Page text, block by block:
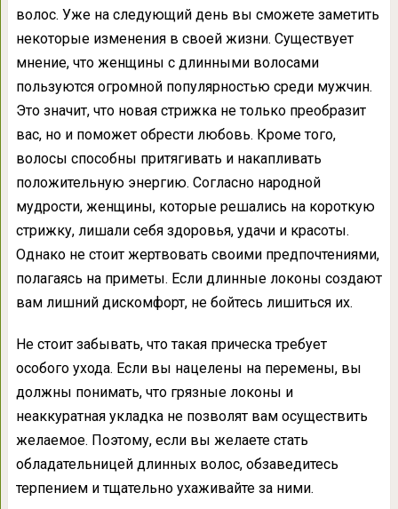
волос. Уже на следующий день вы сможете заметить
некоторые изменения в своей жизни. Существует
мнение, что женщины с длинными волосами
пользуются огромной популярностью среди мужчин.
Это значит, что новая стрижка не только преобразит
вас, но и поможет обрести любовь. Кроме того,
волосы способны притягивать и накапливать
положительную энергию. Согласно народной
мудрости, женщины, которые решались на короткую
стрижку, лишали себя здоровья, удачи и красоты.
Однако не стоит жертвовать своими предпочтениями,
полагаясь на приметы. Если длинные локоны создают
вам лишний дискомфорт, не бойтесь лишиться их.
Не стоит забывать, что такая прическа требует
особого ухода. Если вы нацелены на перемены, вы
должны понимать, что грязные локоны и
неаккуратная укладка не позволят вам осуществить
желаемое. Поэтому, если вы желаете стать
обладательницей длинных волос, обзаведитесь
терпением и тщательно ухаживайте за ними.